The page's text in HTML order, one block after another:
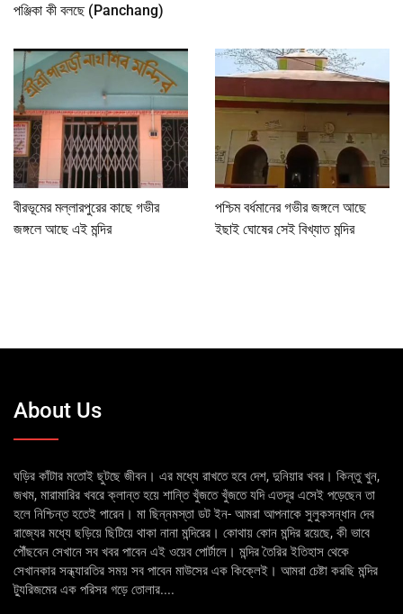
পঞ্জিকা কী বলছে (Panchang)
বীরভূমের মল্লারপুরের কাছে গভীর
জঙ্গলে আছে এই মন্দির
পশ্চিম বর্ধমানের গভীর জঙ্গলে আছে
ইছাই ঘোষের সেই বিখ্যাত মন্দির
About Us
ঘড়ির কাঁটার মতোই ছুটছে জীবন। এর মধ্যে রাখতে হবে দেশ, দুনিয়ার খবর। কিন্তু খুন,
জখম, মারামারির খবরে ক্লান্ত হয়ে শান্তি খুঁজতে খুঁজতে যদি এতদূর এসেই পড়েছেন তা
হলে নিশ্চিন্ত হতেই পারেন। মা ছিন্নমস্তা ডট ইন- আমরা আপনাকে সুলুকসন্ধান দেব
রাজ্যের মধ্যে ছড়িয়ে ছিটিয়ে থাকা নানা মন্দিরের। কোথায় কোন মন্দির রয়েছে, কী ভাবে
পৌঁছবেন সেখানে সব খবর পাবেন এই ওয়েব পোর্টালে। মন্দির তৈরির ইতিহাস থেকে
সেখানকার সন্ধ্যারতির সময় সব পাবেন মাউসের এক কিক্লেই। আমরা চেষ্টা করছি মন্দির
ট্যুরিজমের এক পরিসর গড়ে তোলার....